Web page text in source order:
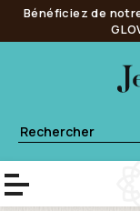
Bénéficiez de